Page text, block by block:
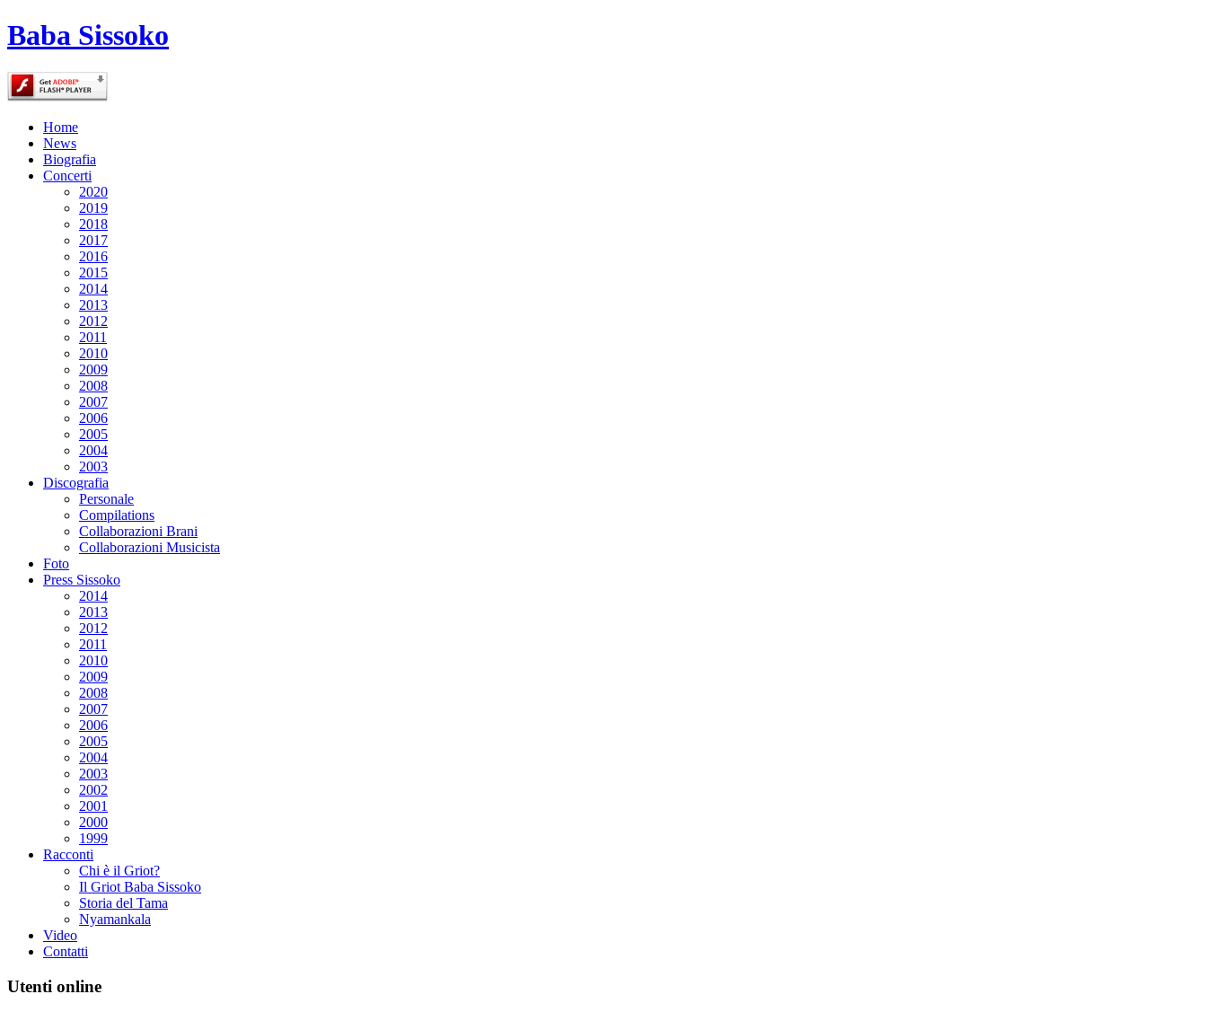
Baba Sissoko
Home
News
Biografia
Concerti
2020
2019
2018
2017
2016
2015
2014
2013
2012
2011
2010
2009
2008
2007
2006
2005
2004
2003
Discografia
Personale
Compilations
Collaborazioni Brani
Collaborazioni Musicista
Foto
Press Sissoko
2014
2013
2012
2011
2010
2009
2008
2007
2006
2005
2004
2003
2002
2001
2000
1999
Racconti
Chi è il Griot?
Il Griot Baba Sissoko
Storia del Tama
Nyamankala
Video
Contatti
Utenti online